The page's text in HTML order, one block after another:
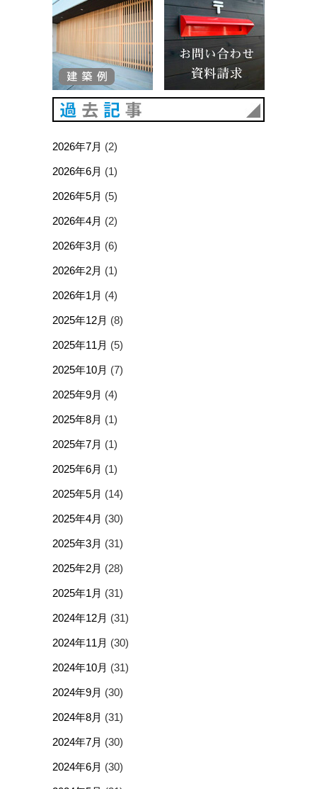
2026年7月 (2)
2026年6月 (1)
2026年5月 (5)
2026年4月 (2)
2026年3月 (6)
2026年2月 (1)
2026年1月 (4)
2025年12月 (8)
2025年11月 (5)
2025年10月 (7)
2025年9月 (4)
2025年8月 (1)
2025年7月 (1)
2025年6月 (1)
2025年5月 (14)
2025年4月 (30)
2025年3月 (31)
2025年2月 (28)
2025年1月 (31)
2024年12月 (31)
2024年11月 (30)
2024年10月 (31)
2024年9月 (30)
2024年8月 (31)
2024年7月 (30)
2024年6月 (30)